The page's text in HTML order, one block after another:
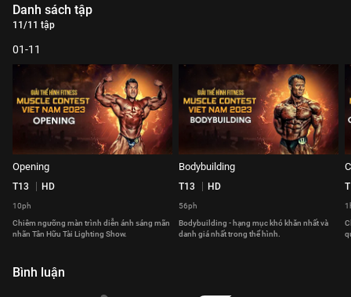
Danh sách tập
11/11 tập
01-11
Opening
T13 HD
10ph
Chiêm ngưỡng màn trình diễn ánh sáng mãn
nhãn Tân Hữu Tài Lighting Show.
Bodybuilding
T13 HD
56ph
Bodybuilding - hạng mục khó khăn nhất và
danh giá nhất trong thể hình.
Bình luận